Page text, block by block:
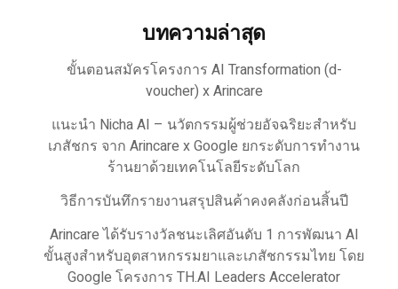
บทความล่าสุด
ขั้นตอนสมัครโครงการ AI Transformation (d-
voucher) x Arincare
แนะนำ Nicha AI – นวัตกรรมผู้ช่วยอัจฉริยะสำหรับ
เภสัชกร จาก Arincare x Google ยกระดับการทำงาน
ร้านยาด้วยเทคโนโลยีระดับโลก
วิธีการบันทึกรายงานสรุปสินค้าคงคลังก่อนสิ้นปี
Arincare ได้รับรางวัลชนะเลิศอันดับ 1 การพัฒนา AI
ขั้นสูงสำหรับอุตสาหกรรมยาและเภสัชกรรมไทย โดย
Google โครงการ TH.AI Leaders Accelerator